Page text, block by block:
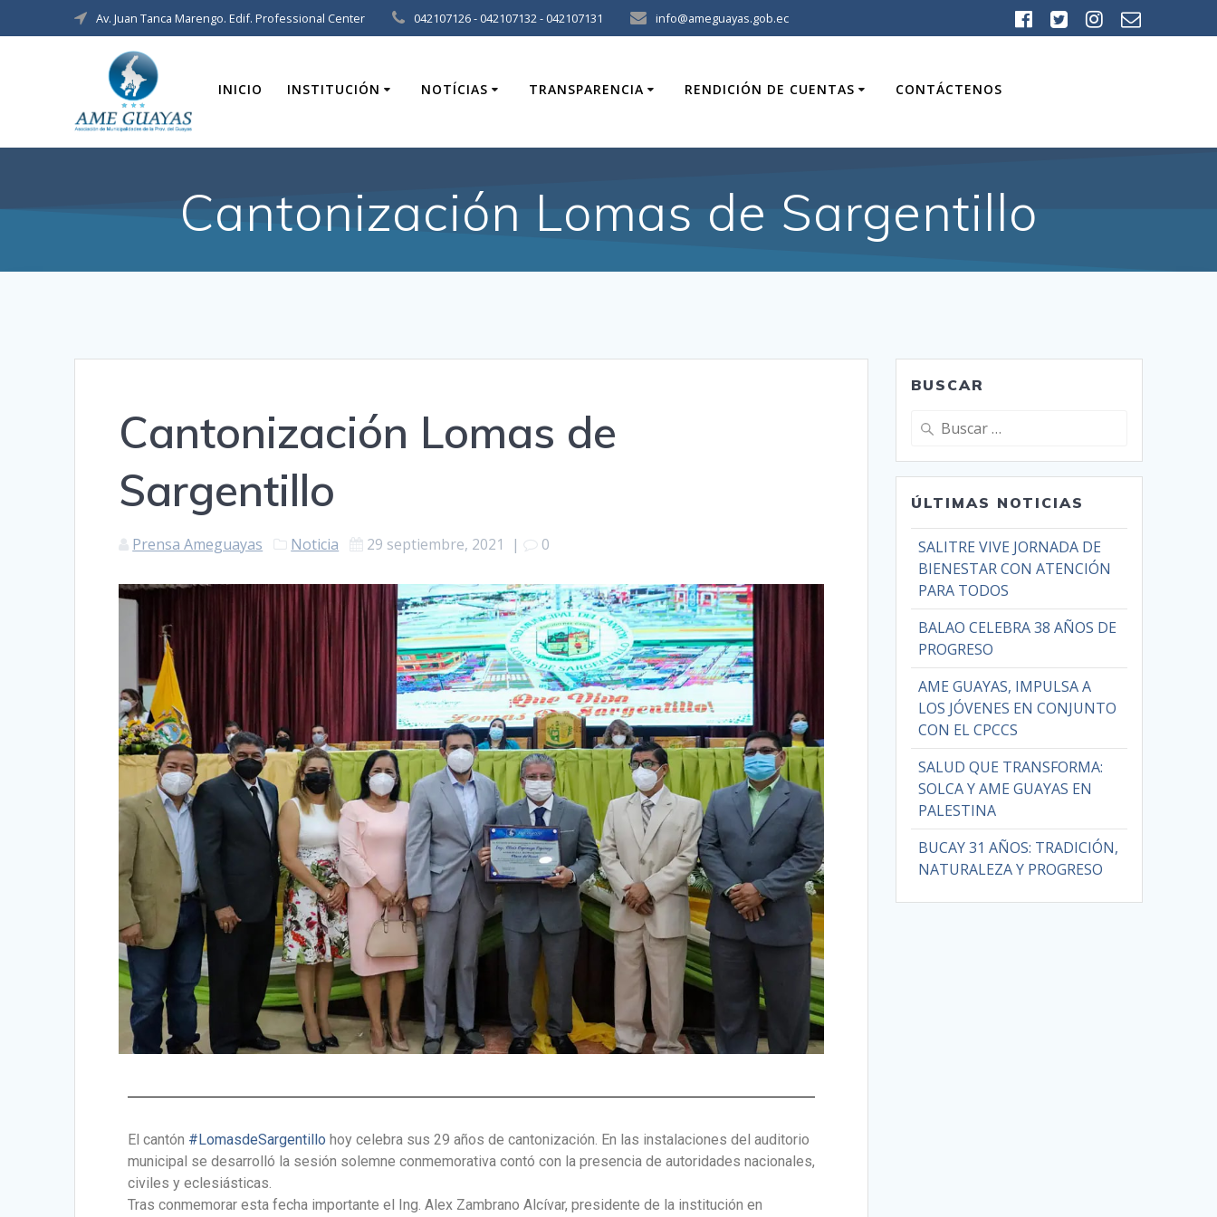
Av. Juan Tanca Marengo. Edif. Professional Center 042107126 - 042107132 - 042107131 info@ameguayas.gob.ec
INICIO INSTITUCIÓN NOTÍCIAS TRANSPARENCIA RENDICIÓN DE CUENTAS CONTÁCTENOS
Cantonización Lomas de Sargentillo
Cantonización Lomas de
Sargentillo
Prensa Ameguayas Noticia 29 septiembre, 2021 | 0
El cantón #LomasdeSargentillo hoy celebra sus 29 años de cantonización. En las instalaciones del auditorio
municipal se desarrolló la sesión solemne conmemorativa contó con la presencia de autoridades nacionales,
civiles y eclesiásticas.
Tras conmemorar esta fecha importante el Ing. Alex Zambrano Alcívar, presidente de la institución en
BUSCAR
ÚLTIMAS NOTICIAS
SALITRE VIVE JORNADA DE
BIENESTAR CON ATENCIÓN
PARA TODOS
BALAO CELEBRA 38 AÑOS DE
PROGRESO
AME GUAYAS, IMPULSA A
LOS JÓVENES EN CONJUNTO
CON EL CPCCS
SALUD QUE TRANSFORMA:
SOLCA Y AME GUAYAS EN
PALESTINA
BUCAY 31 AÑOS: TRADICIÓN,
NATURALEZA Y PROGRESO